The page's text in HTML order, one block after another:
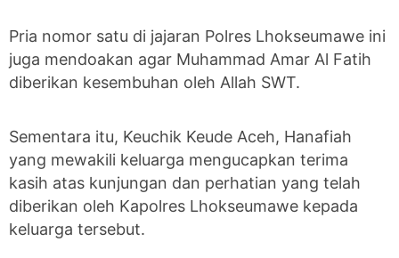
Pria nomor satu di jajaran Polres Lhokseumawe ini
juga mendoakan agar Muhammad Amar Al Fatih
diberikan kesembuhan oleh Allah SWT.
Sementara itu, Keuchik Keude Aceh, Hanafiah
yang mewakili keluarga mengucapkan terima
kasih atas kunjungan dan perhatian yang telah
diberikan oleh Kapolres Lhokseumawe kepada
keluarga tersebut.